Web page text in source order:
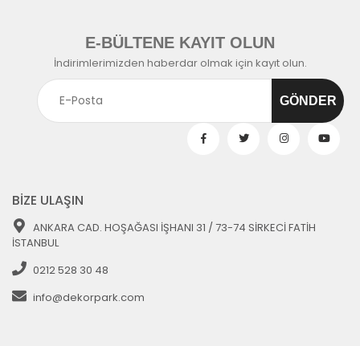
E-BÜLTENE KAYIT OLUN
İndirimlerimizden haberdar olmak için kayıt olun.
BİZE ULAŞIN
ANKARA CAD. HOŞAĞASI İŞHANI 31 / 73-74 SİRKECİ FATİH
İSTANBUL
0212 528 30 48
info@dekorpark.com